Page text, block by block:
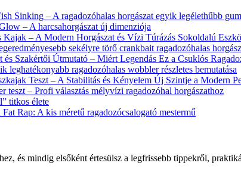
Sinking – A ragadozóhalas horgászat egyik legélethűbb
– A harcsahorgászat új dimenziója
Kajak – A Modern Horgászat és Vízi Túrázás Sokoldalú
sekélyre törő crankbait ragadozóhalas
és Szakértői Útmutató – Miért Legendás Ez a Csuklós
ragadozóhalas wobbler részletes bemutatása
Teszt – A Stabilitás és Kényelem Új Szintje a Modern
teszt – Profi választás mélyvízi ragadozóhal horgászathoz
titkos élete
Rap: A kis méretű ragadozócsalogató mestermű
és mindig elsőként értesülsz a legfrissebb tippekről,